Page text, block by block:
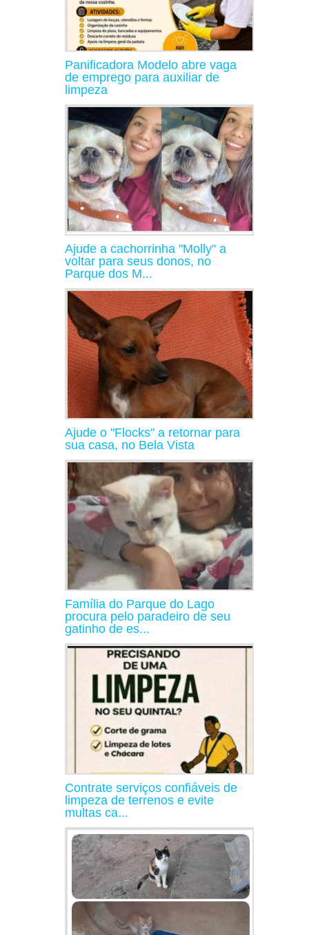
Panificadora Modelo abre vaga
de emprego para auxiliar de
limpeza
Ajude a cachorrinha "Molly" a
voltar para seus donos, no
Parque dos M...
Ajude o "Flocks" a retornar para
sua casa, no Bela Vista
Família do Parque do Lago
procura pelo paradeiro de seu
gatinho de es...
Contrate serviços confiáveis de
limpeza de terrenos e evite
multas ca...